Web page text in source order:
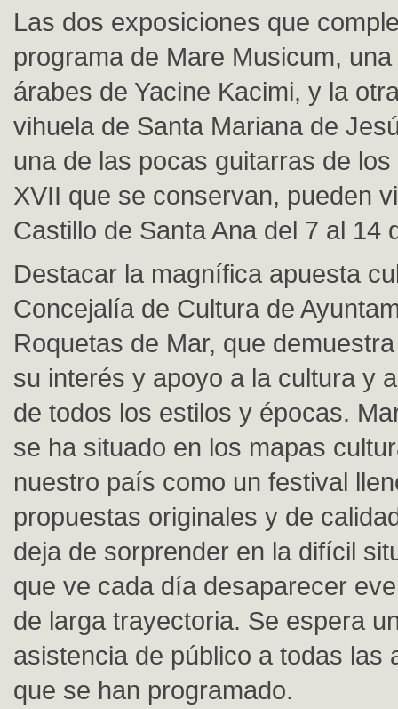
Las dos exposiciones que
programa de Mare Musicum,
árabes de Yacine Kacimi, y la
vihuela de Santa Mariana de
una de las pocas guitarras de
XVII que se conservan, pueden
Castillo de Santa Ana del 7 al 14
Destacar la magnífica apuesta
Concejalía de Cultura de
Roquetas de Mar, que
su interés y apoyo a la cultura y
de todos los estilos y épocas.
se ha situado en los mapas
nuestro país como un festival
propuestas originales y de
deja de sorprender en la difícil
que ve cada día desaparecer
de larga trayectoria. Se espera
asistencia de público a todas las
que se han programado.